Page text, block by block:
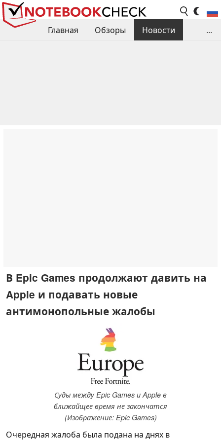
Главная Обзоры
Новости
...
В Epic Games продолжают давить на
Apple и подавать новые
антимонопольные жалобы
Суды между Epic Games и Apple в
ближайщее время не закончатся
(Изображение: Epic Games)
Очередная жалоба была подана на днях в